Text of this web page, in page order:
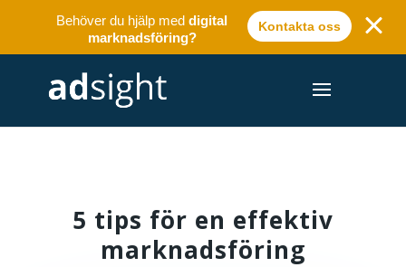
Behöver du hjälp meddigital
marknadsföring?
Kontakta oss
5 tips för en effektiv
marknadsföring